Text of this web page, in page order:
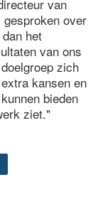
van
over
het
van ons
zich
kansen en
bieden
ziet."